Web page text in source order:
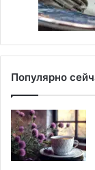
Популярно